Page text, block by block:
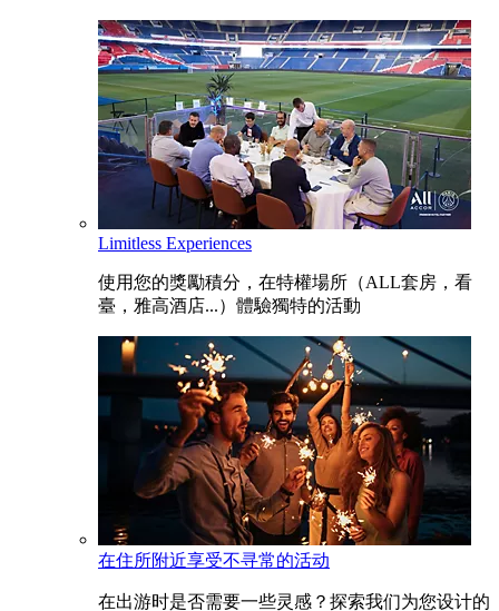
Limitless Experiences
使用您的獎勵積分，在特權場所（ALL套房，看
臺，雅高酒店...）體驗獨特的活動
在住所附近享受不寻常的活动
在出游时是否需要一些灵感？探索我们为您设计的